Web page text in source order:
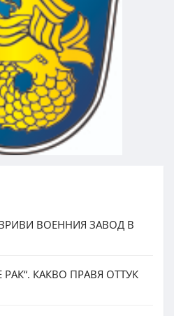
ВОЕННИЯ ЗАВОД В
РАК“. КАКВО ПРАВЯ ОТТУК